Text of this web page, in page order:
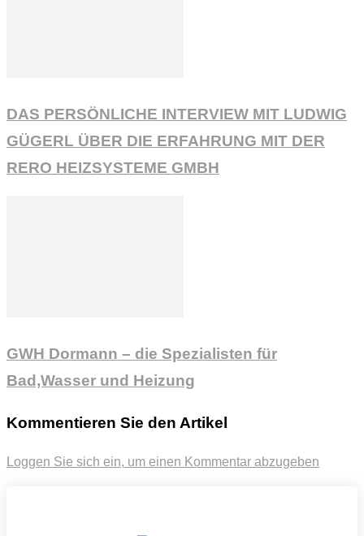
DAS PERSÖNLICHE INTERVIEW MIT LUDWIG
GÜGERL ÜBER DIE ERFAHRUNG MIT DER
RERO HEIZSYSTEME GMBH
GWH Dormann – die Spezialisten für
Bad,Wasser und Heizung
Kommentieren Sie den Artikel
Loggen Sie sich ein, um einen Kommentar abzugeben